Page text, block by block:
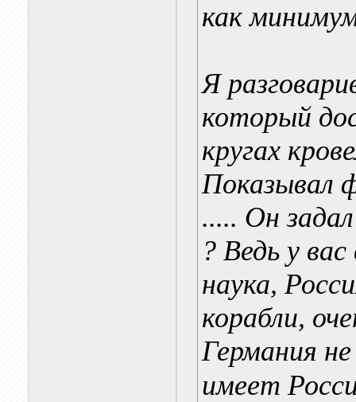
как
Я
который
кругах
Показывал
..... Он
? Ведь у
наука,
корабли,
Германия
имеет